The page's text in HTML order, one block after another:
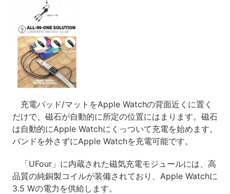
充電パッド/マットをApple Watchの背面近くに置く
だけで、磁石が自動的に所定の位置にはまります。磁石
は自動的にApple Watchにくっついて充電を始めます。
バンドを外さずにApple Watchを充電可能です。
「UFour」に内蔵された磁気充電モジュールには、高
品質の純銅製コイルが装備されており、Apple Watchに
3.5 Wの電力を供給します。